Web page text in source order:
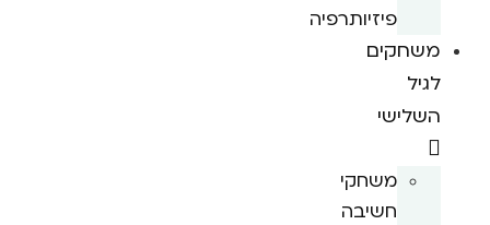
פיזיותרפיה
משחקים
לגיל
השלישי
משחקי
חשיבה